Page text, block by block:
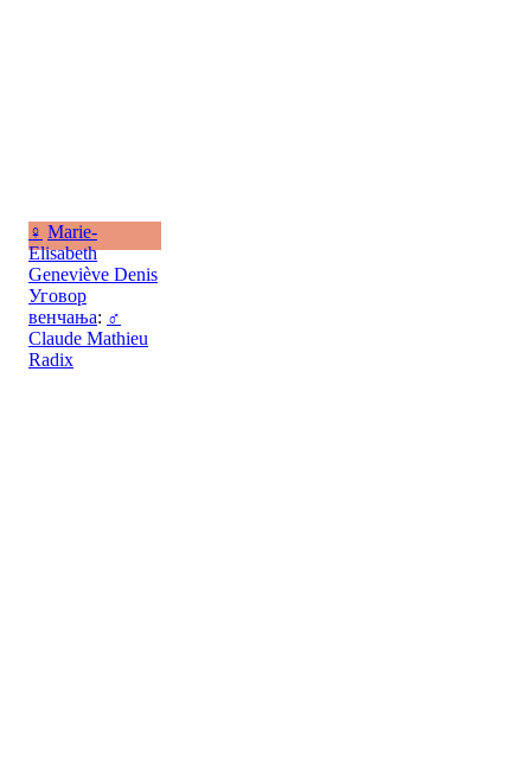
♀ Marie-
Elisabeth
Geneviève Denis
Уговор
венчања: ♂
Claude Mathieu
Radix